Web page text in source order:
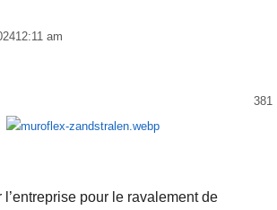
12:11 am
381
pour le ravalement de